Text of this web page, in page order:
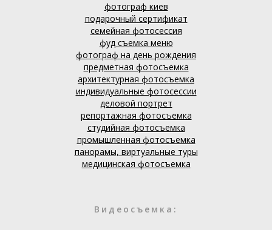
фотограф киев
подарочный сертификат
семейная фотосессия
фуд съемка меню
фотограф на день рождения
предметная фотосъемка
архитектурная фотосъемка
индивидуальные фотосессии
деловой портрет
репортажная фотосъемка
студийная фотосъемка
промышленная фотосъемка
панорамы, виртуальные туры
медицинская фотосъемка
Видеосъемка: